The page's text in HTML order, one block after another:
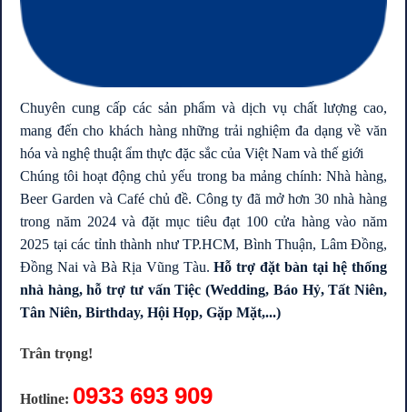
Chuyên cung cấp các sản phẩm và dịch vụ chất lượng cao,
mang đến cho khách hàng những trải nghiệm đa dạng về văn
hóa và nghệ thuật ẩm thực đặc sắc của Việt Nam và thế giới
Chúng tôi hoạt động chủ yếu trong ba mảng chính: Nhà hàng,
Beer Garden và Café chủ đề. Công ty đã mở hơn 30 nhà hàng
trong năm 2024 và đặt mục tiêu đạt 100 cửa hàng vào năm
2025 tại các tỉnh thành như TP.HCM, Bình Thuận, Lâm Đồng,
Đồng Nai và Bà Rịa Vũng Tàu.Hỗ trợ đặt bàn tại hệ thống
nhà hàng, hỗ trợ tư vấn Tiệc (Wedding, Báo Hỷ, Tất Niên,
Tân Niên, Birthday, Hội Họp, Gặp Mặt,...)
Trân trọng!
Hotline: 0933 693 909